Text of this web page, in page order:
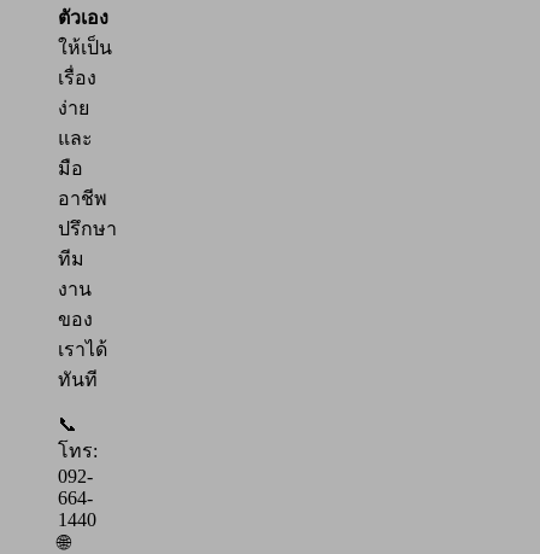
ตัวเอง
ให้เป็น
เรื่อง
ง่าย
และ
มือ
อาชีพ
ปรึกษา
ทีม
งาน
ของ
เราได้
ทันที
📞
โทร:
092-
664-
1440
🌐